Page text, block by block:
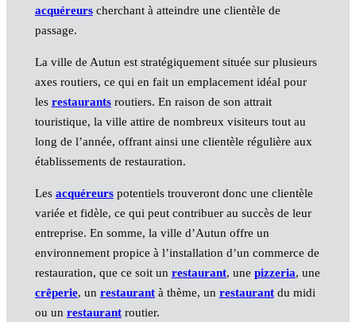
acquéreurscherchant à atteindre une clientèle de
passage.
La ville de Autun est stratégiquement située sur plusieurs
axes routiers, ce qui en fait un emplacement idéal pour
les restaurantsroutiers. En raison de son attrait
touristique, la ville attire de nombreux visiteurs tout au
long de l’année, offrant ainsi une clientèle régulière aux
établissements de restauration.
Les acquéreurspotentiels trouveront donc une clientèle
variée et fidèle, ce qui peut contribuer au succès de leur
entreprise. En somme, la ville d’Autun offre un
environnement propice à l’installation d’un commerce de
restauration, que ce soit un restaurant, une pizzeria, une
crêperie, un restaurantà thème, un restaurantdu midi
ou un restaurantroutier.